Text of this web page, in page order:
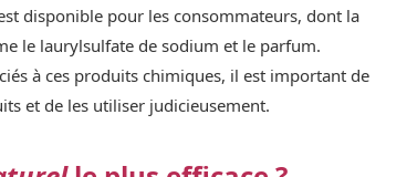
disponible pour les consommateurs, dont la
le laurylsulfate de sodium et le parfum.
à ces produits chimiques, il est important de
et de les utiliser judicieusement.